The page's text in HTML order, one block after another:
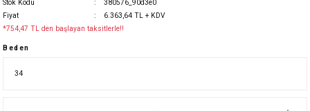
Stok Kodu
380576_90d3e0
Fiyat
6.363,64 TL + KDV
*754,47 TL den başlayan taksitlerle!!
Beden